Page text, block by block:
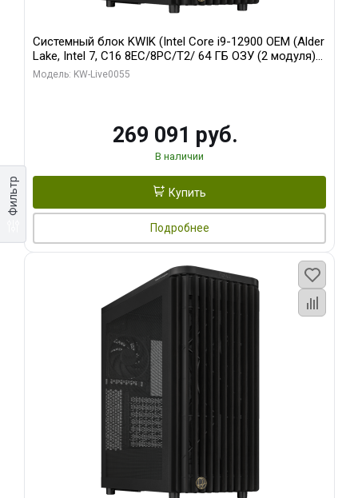
Фильтр
Системный блок KWIK (Intel Core i9-12900 OEM (Alder
Lake, Intel 7, C16 8EC/8PC/T2/ 64 ГБ ОЗУ (2 модуля)/
MSI RTX5080 SHADOW 3X OC 16GB GDDR7 256bit 3xDP
Модель: KW-Live0055
269 091 руб.
В наличии
Купить
Подробнее